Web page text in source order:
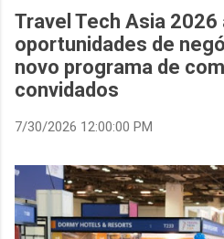
Travel Tech Asia 2026
oportunidades de
novo programa de
convidados
7/30/2026 12:00:00 PM